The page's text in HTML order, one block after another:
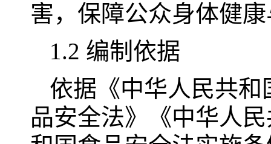
害，保障公众身体健
1.2 编制依据
依据《中华人民共
品安全法》《中华人